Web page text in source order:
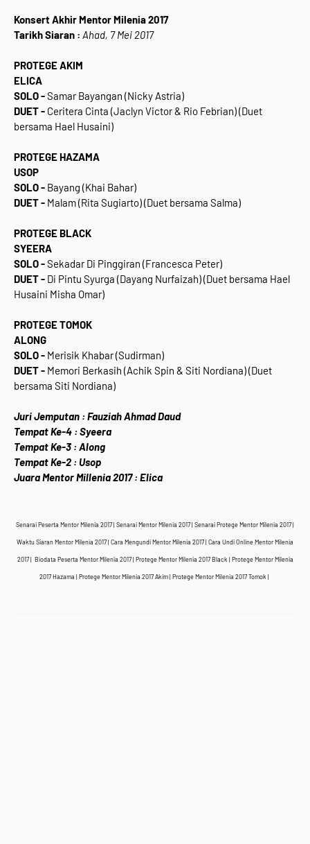
Konsert Akhir Mentor Milenia 2017
Tarikh Siaran : Ahad, 7 Mei 2017
PROTEGE AKIM
ELICA
SOLO -Samar Bayangan (Nicky Astria)
DUET - Ceritera Cinta (Jaclyn Victor & Rio Febrian) (Duet
bersama Hael Husaini)
PROTEGE HAZAMA
USOP
SOLO - Bayang (Khai Bahar)
DUET - Malam (Rita Sugiarto) (Duet bersama Salma)
PROTEGE BLACK
SYEERA
SOLO -Sekadar Di Pinggiran (Francesca Peter)
DUET - Di Pintu Syurga (Dayang Nurfaizah) (Duet bersama Hael
Husaini Misha Omar)
PROTEGE TOMOK
ALONG
SOLO - Merisik Khabar (Sudirman)
DUET - Memori Berkasih (Achik Spin & Siti Nordiana) (Duet
bersama Siti Nordiana)
Juri Jemputan : Fauziah Ahmad Daud
Tempat Ke-4 : Syeera
Tempat Ke-3 : Along
Tempat Ke-2 : Usop
Juara Mentor Millenia 2017 : Elica
Senarai Peserta Mentor Milenia 2017 | Senarai Mentor Milenia 2017 | Senarai Protege Mentor Milenia 2017 |
Waktu Siaran Mentor Milenia 2017 | Cara Mengundi Mentor Milenia 2017 | Cara Undi Online Mentor Milenia
2017 | Biodata Peserta Mentor Milenia 2017 | Protege Mentor Milenia 2017 Black | Protege Mentor Milenia
2017 Hazama | Protege Mentor Milenia 2017 Akim | Protege Mentor Milenia 2017 Tomok |